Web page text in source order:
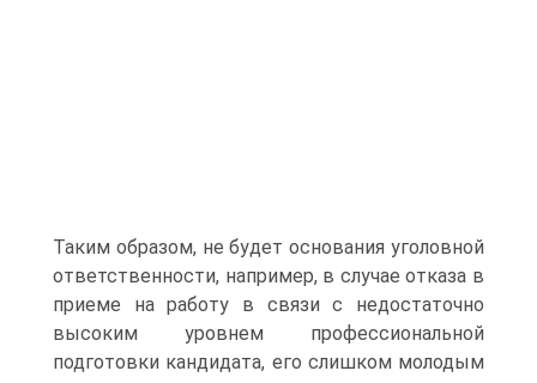
Таким образом, не будет основания уголовной
ответственности, например, в случае отказа в
приеме на работу в связи с недостаточно
высоким уровнем профессиональной
подготовки кандидата, его слишком молодым